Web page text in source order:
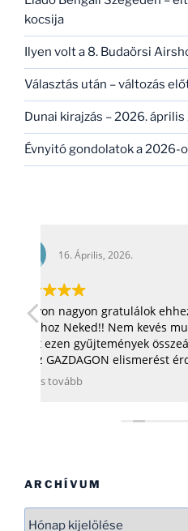
kocsija
Ilyen volt a 8. Budaörsi
Választás után – változás
Dunai kirajzás – 2026. április
Évnyitó gondolatok a 2026-
16. Április, 2026.
hello! nagyon jó az
üdv: zoli
ARCHÍVUM